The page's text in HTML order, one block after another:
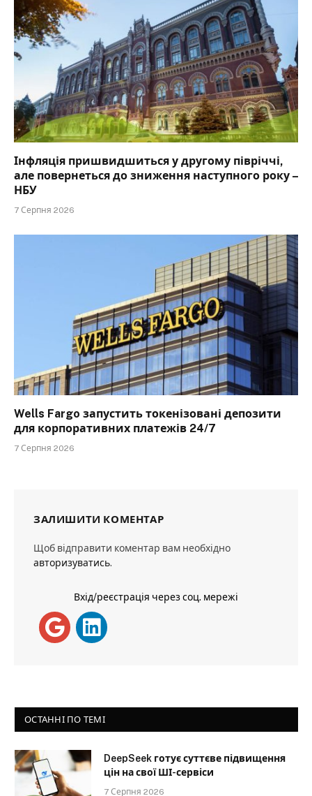
Інфляція пришвидшиться у другому півріччі,
але повернеться до зниження наступного року –
НБУ
7 Серпня 2026
Wells Fargo запустить токенізовані депозити
для корпоративних платежів 24/7
7 Серпня 2026
ЗАЛИШИТИ КОМЕНТАР
Щоб відправити коментар вам необхідно
авторизуватись.
Вхід/реєстрація через соц. мережі
ОСТАННІ ПО ТЕМІ
DeepSeek готує суттєве підвищення
цін на свої ШІ-сервіси
7 Серпня 2026